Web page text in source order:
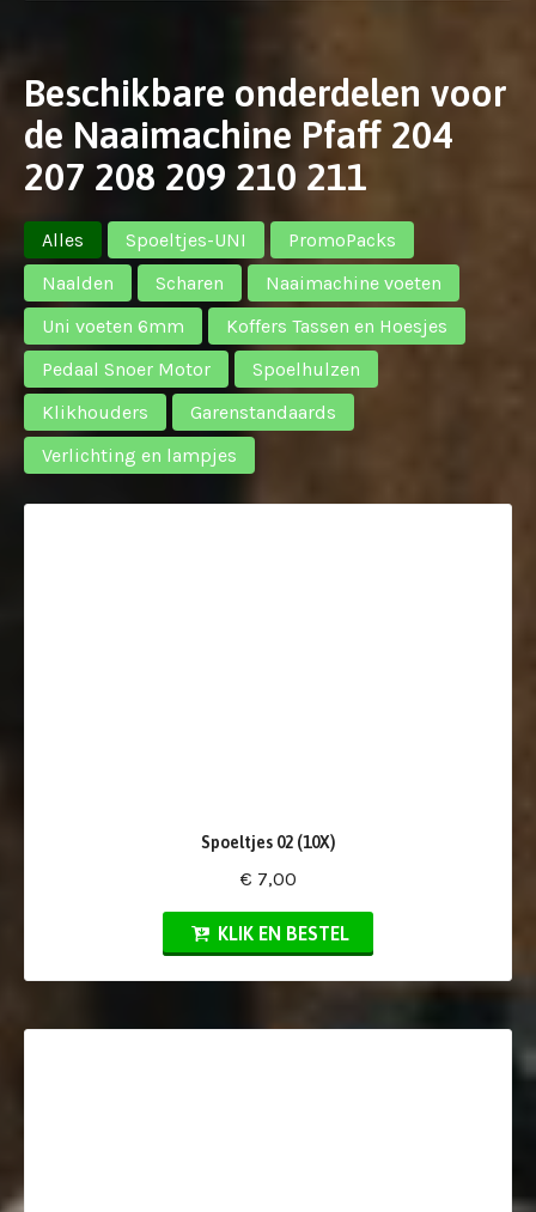
Beschikbare onderdelen voor
de Naaimachine Pfaff 204
207 208 209 210 211
Alles Spoeltjes-UNI
PromoPacks
Naalden
Scharen
Naaimachine voeten
Uni voeten 6mm
Koffers Tassen en Hoesjes
Pedaal Snoer Motor
Spoelhulzen
Klikhouders
Garenstandaards
Verlichting en lampjes
Spoeltjes 02 (10X)
€ 7,00
KLIK EN BESTEL